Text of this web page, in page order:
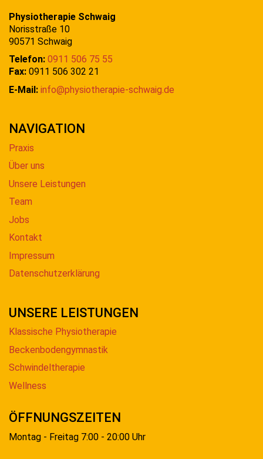
Physiotherapie Schwaig
Norisstraße 10
90571 Schwaig
Telefon: 0911 506 75 55
Fax: 0911 506 302 21
E-Mail: info@physiotherapie-schwaig.de
NAVIGATION
Praxis
Über uns
Unsere Leistungen
Team
Jobs
Kontakt
Impressum
Datenschutzerklärung
UNSERE LEISTUNGEN
Klassische Physiotherapie
Beckenbodengymnastik
Schwindeltherapie
Wellness
ÖFFNUNGSZEITEN
Montag - Freitag 7:00 - 20:00 Uhr